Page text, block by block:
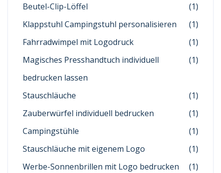
Beutel-Clip-Löffel
(1)
Klappstuhl Campingstuhl personalisieren
(1)
Fahrradwimpel mit Logodruck
(1)
Magisches Presshandtuch individuell
bedrucken lassen
(1)
Stauschläuche
(1)
Zauberwürfel individuell bedrucken
(1)
Campingstühle
(1)
Stauschläuche mit eigenem Logo
(1)
Werbe-Sonnenbrillen mit Logo bedrucken
(1)